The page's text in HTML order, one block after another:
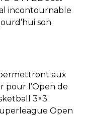
incontournable
son
permettront aux
pour l’Open de
3×3
Open